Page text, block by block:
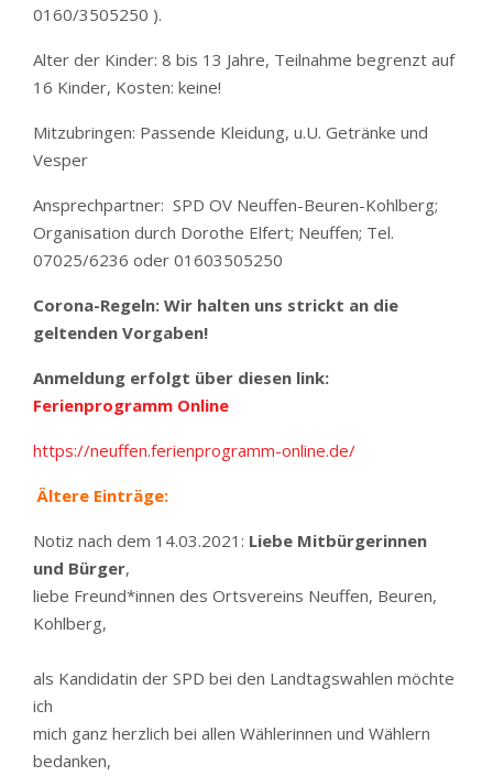
0160/3505250 ).
Alter der Kinder: 8 bis 13 Jahre, Teilnahme begrenzt auf
16 Kinder, Kosten: keine!
Mitzubringen: Passende Kleidung, u.U. Getränke und
Vesper
Ansprechpartner: SPD OV Neuffen-Beuren-Kohlberg;
Organisation durch Dorothe Elfert; Neuffen; Tel.
07025/6236 oder 01603505250
Corona-Regeln: Wir halten uns strickt an die
geltenden Vorgaben!
Anmeldung erfolgt über diesen link:
Ferienprogramm Online
https://neuffen.ferienprogramm-online.de/
Ältere Einträge:
Notiz nach dem 14.03.2021: Liebe Mitbürgerinnen
und Bürger,
liebe Freund*innen des Ortsvereins Neuffen, Beuren,
Kohlberg,
als Kandidatin der SPD bei den Landtagswahlen möchte
ich
mich ganz herzlich bei allen Wählerinnen und Wählern
bedanken,